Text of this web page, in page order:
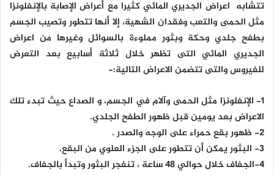
تتشابه اعراض الجديري المائي كثيرا مع أعراض الإصابة بالإنفلونزا
مثل الحمى والتعب وفقدان الشهية، إلا أنها تتطور وتصيب الجسم
بطفح جلدي وحكة وبثور مملوءة بالسوائل وغيرها من اعراض
الجديري المائي التى تظهر خلال ثلاثة أسابيع بعد التعرض
للفيروس والتى تتضمن الاعراض التالية:-
1- الإنفلونزا مثل الحمى وآلام في الجسم، و الصداع حيث تبدء تلك
الاعراض بعد يومين قبل ظهور الطفح الجلدي.
2- ظهور بقع حمراء على الوجه والصدر .
3- البثور يمكن أن تتطور على الجزء العلوي من البقع.
4-الجفاف خلال حوالي 48 ساعة ، تنفجر البثور وتبدأ بالجفاف.